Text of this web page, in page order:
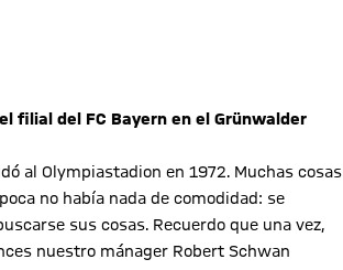
filial del FC Bayern en el Grünwalder
al Olympiastadion en 1972. Muchas cosas
no había nada de comodidad: se
sus cosas. Recuerdo que una vez,
nuestro mánager Robert Schwan